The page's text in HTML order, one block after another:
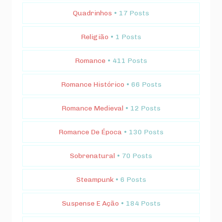
Quadrinhos • 17 Posts
Religião • 1 Posts
Romance • 411 Posts
Romance Histórico • 66 Posts
Romance Medieval • 12 Posts
Romance De Época • 130 Posts
Sobrenatural • 70 Posts
Steampunk • 6 Posts
Suspense E Ação • 184 Posts